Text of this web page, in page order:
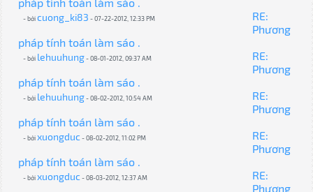
pháp tính toán làm sáo .
- bởicuong_ki83 - 07-22-2012, 12:33 PM
RE:
Phương
pháp tính toán làm sáo .
- bởi lehuuhung- 08-01-2012, 09:37 AM
RE:
Phương
pháp tính toán làm sáo .
- bởi lehuuhung- 08-02-2012, 10:54 AM
RE:
Phương
pháp tính toán làm sáo .
- bởixuongduc- 08-02-2012, 11:02 PM
RE:
Phương
pháp tính toán làm sáo .
- bởixuongduc- 08-03-2012, 12:37 AM
RE:
Phương